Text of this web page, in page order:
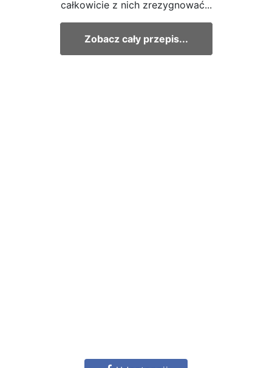
całkowicie z nich zrezygnować...
Zobacz cały przepis...